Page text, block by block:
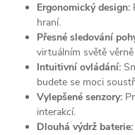
Ergonomický design:
hraní.
Přesné sledování
virtuálním světě
Intuitivní ovládání:
budete se moci
Vylepšené senzory:
interakcí.
Dlouhá výdrž baterie: